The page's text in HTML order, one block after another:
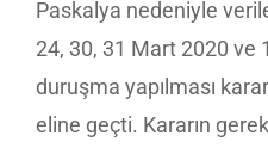
Paskalya nedeniyle
24, 30, 31 Mart 2020 ve
duruşma yapılması
eline geçti. Kararın